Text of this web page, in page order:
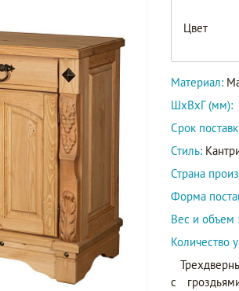
Цвет
Материал:
ШxВxГ (мм):
Срок
Стиль:
Страна
Форма
Вес и объем :
Количество
с